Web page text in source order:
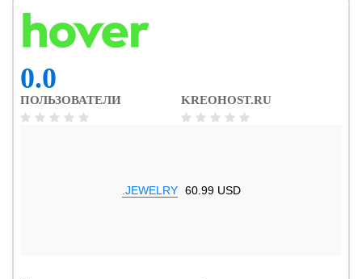
0.0
ПОЛЬЗОВАТЕЛИ KREOHOST.RU
.JEWELRY 60.99 USD